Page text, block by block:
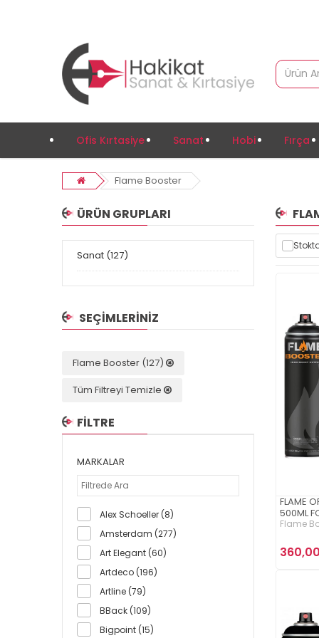
Ofis Kırtasiye Sanat Hobi Fırça
Flame Booster
ÜRÜN GRUPLARI
Sanat (127)
SEÇIMLERINIZ
Flame Booster (127)
Tüm Filtreyi Temizle
FİLTRE
MARKALAR
Alex Schoeller (8)
Amsterdam (277)
Art Elegant (60)
Artdeco (196)
Artline (79)
BBack (109)
Bigpoint (15)
FLAME
500ML
Flame